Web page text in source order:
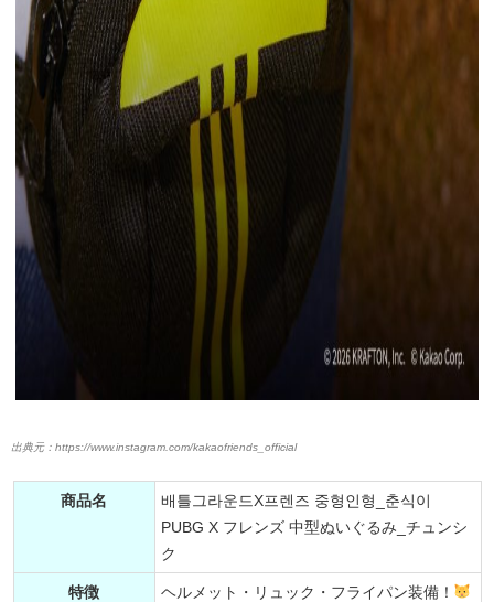
https://www.instagram.com/kakaofriends_official
商品名
배틀그라운드X프렌즈 중형인형_춘식이
PUBG X フレンズ 中型ぬいぐるみ_チュンシ
ク
特徴
ヘルメット・リュック・フライパン装備！